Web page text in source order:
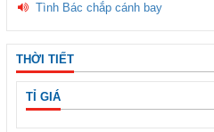
Tình Bác chắp cánh bay
THỜI TIẾT
TỈ GIÁ